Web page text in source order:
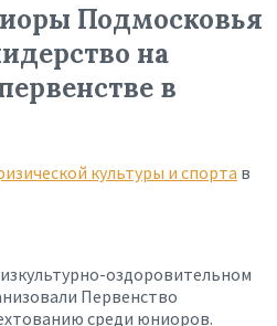
Подмосковья
на
в
культуры и спорта в
оздоровительном
Первенство
среди юниоров.